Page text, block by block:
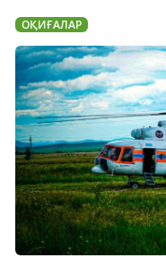
ОҚИҒАЛАР